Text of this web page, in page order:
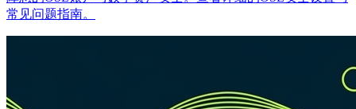
常见问题指南。